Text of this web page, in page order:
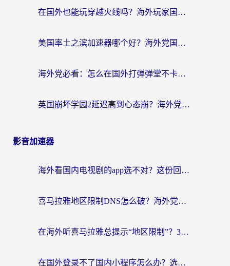
在国外也能玩穿越火线吗？海外玩家国服游戏畅玩终极指南
美国率土之滨加速器哪个好？海外党国服游戏畅玩终极指南（附多游戏解决方案）
海外党必看：怎么在国外打弹弹堂不卡？番茄加速器亲测指南
英国崩坏学园2延迟高到心态崩？海外党国服游戏加速终极指南
影音加速器
海外看国内电视剧的app选不对？这份回国加速器避坑指南帮你流畅追剧
喜马拉雅地区限制DNS怎么破？海外党听国内音乐听书的终极解决方案
在海外听喜马拉雅总提示“地区限制”？3步轻松解除+听国内音乐全攻略
在国外登录不了国内小程序怎么办？选对回国加速器，轻松解锁国内资源